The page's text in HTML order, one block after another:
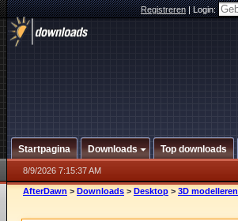
Registreren|Login:
Startpagina Downloads Top downloads
8/9/2026 7:15:37 AM
AfterDawn > Downloads > Desktop > 3D modelleren